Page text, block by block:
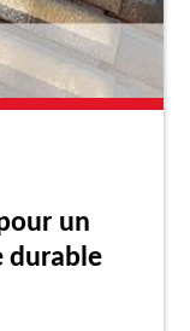
un
durable